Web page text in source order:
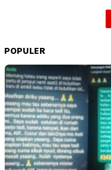
POPULER